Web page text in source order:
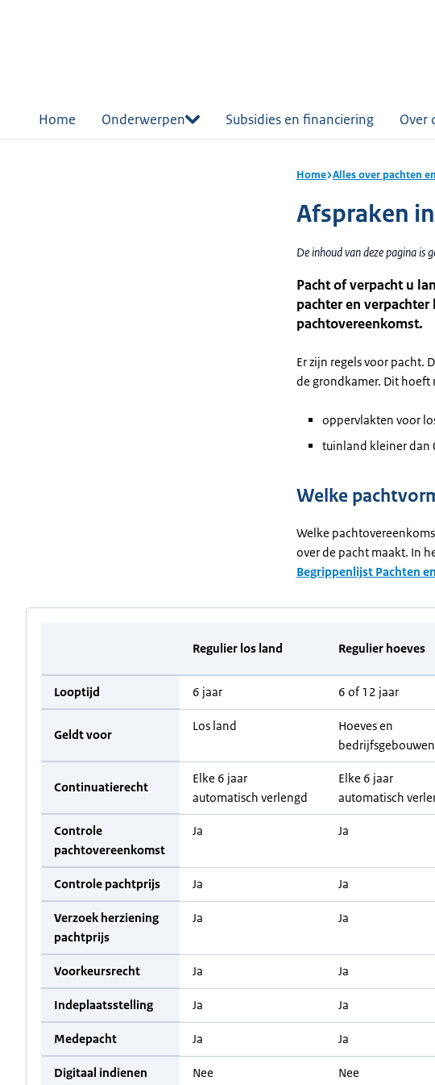
Home Onderwerpen Subsidies en financiering Over
Home Alles over pachten
Afspraken
De inhoud van deze pagina
Pacht of verpacht u
pachter en
pachtovereenkomst.
Er zijn regels voor pacht.
de grondkamer. Dit hoeft
oppervlakten voor
tuinland kleiner dan
Welke
Welke
over de pacht maakt. In
Begrippenlijst Pachten
Regulier los land Regulier hoeves
Looptijd 6 jaar 6 of 12 jaar
Geldt voor
Los land
Hoeves en
bedrijfsgebouwen
Continuatierecht
Elke 6 jaar
automatisch verlengd
Elke 6 jaar
automatisch
Controle
pachtovereenkomst
Ja Ja
Controle pachtprijs Ja Ja
Verzoek herziening
pachtprijs
Ja Ja
Voorkeursrecht Ja Ja
Indeplaatsstelling Ja Ja
Medepacht Ja Ja
Digitaal indienen Nee Nee